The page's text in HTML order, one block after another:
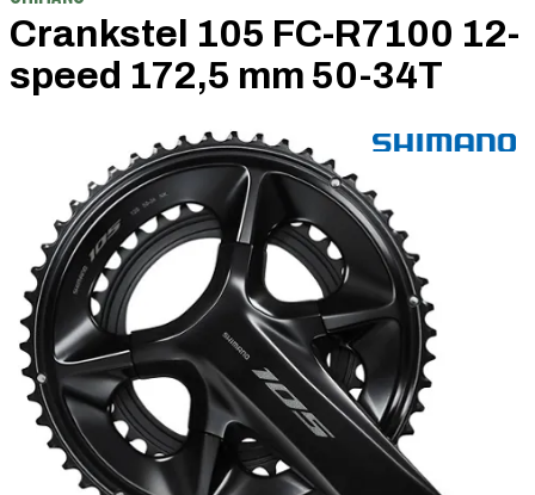
Crankstel 105 FC-R7100 12-
speed 172,5 mm 50-34T